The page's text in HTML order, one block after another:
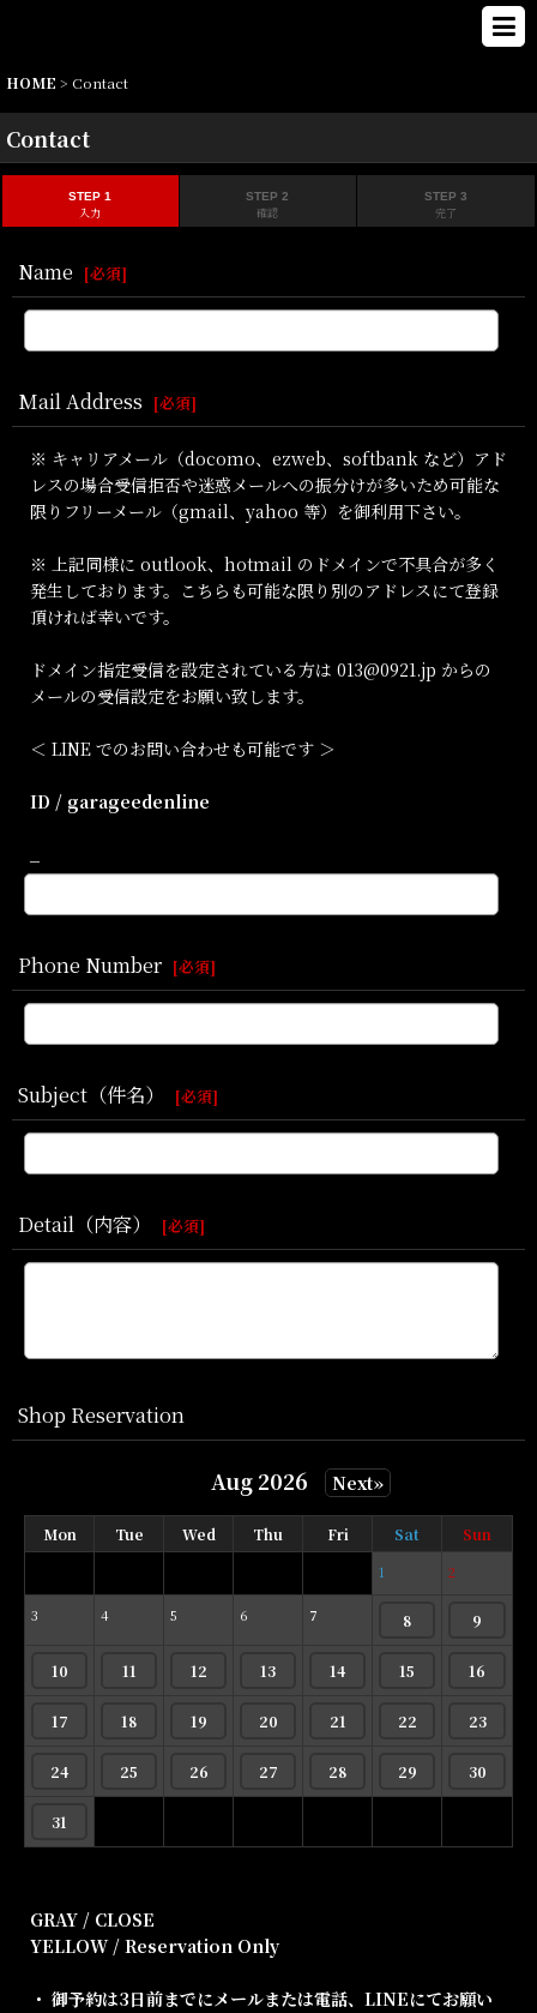
HOME > Contact
Contact
STEP 1
入力
STEP 2
確認
STEP 3
完了
Name [必須]
Mail Address [必須]
※ キャリアメール（docomo、ezweb、softbank など）アド
レスの場合受信拒否や迷惑メールへの振分けが多いため可能な
限りフリーメール（gmail、yahoo 等）を御利用下さい。
※ 上記同様に outlook、hotmail のドメインで不具合が多く
発生しております。こちらも可能な限り別のアドレスにて登録
頂ければ幸いです。
ドメイン指定受信を設定されている方は 013@0921.jp からの
メールの受信設定をお願い致します。
＜ LINE でのお問い合わせも可能です ＞
ID / garageedenline
Phone Number [必須]
Subject（件名） [必須]
Detail（内容） [必須]
Shop Reservation
Aug 2026 Next»
Mon Tue Wed Thu Fri Sat Sun
1 2
3 4 5 6 7 8 9
10 11 12 13 14 15 16
17 18 19 20 21 22 23
24 25 26 27 28 29 30
31
GRAY / CLOSE
YELLOW / Reservation Only
・ 御予約は3日前までにメールまたは電話、LINEにてお願い